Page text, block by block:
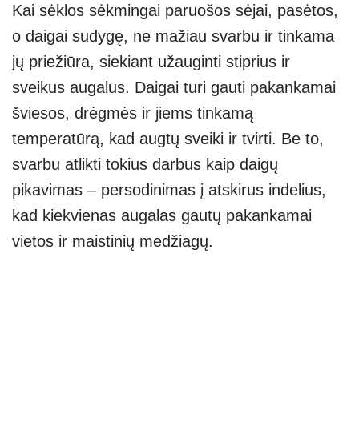
Kai sėklos sėkmingai paruošos sėjai, pasėtos,
o daigai sudygę, ne mažiau svarbu ir tinkama
jų priežiūra, siekiant užauginti stiprius ir
sveikus augalus. Daigai turi gauti pakankamai
šviesos, drėgmės ir jiems tinkamą
temperatūrą, kad augtų sveiki ir tvirti. Be to,
svarbu atlikti tokius darbus kaip daigų
pikavimas – persodinimas į atskirus indelius,
kad kiekvienas augalas gautų pakankamai
vietos ir maistinių medžiagų.